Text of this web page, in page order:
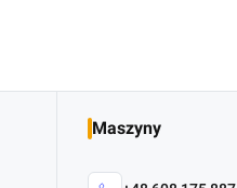
Maszyny